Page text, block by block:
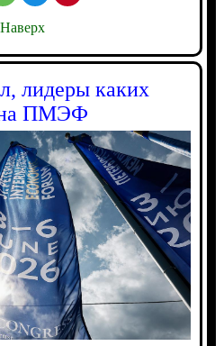
Наверх
лидеры каких
на ПМЭФ